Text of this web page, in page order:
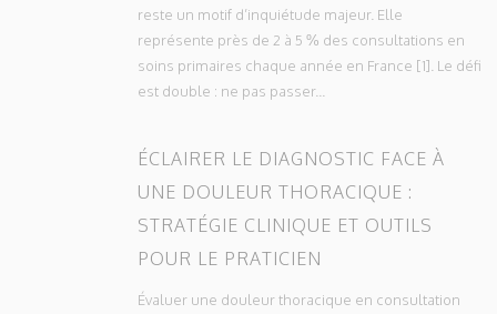
reste un motif d’inquiétude majeur. Elle
représente près de 2 à 5 % des consultations en
soins primaires chaque année en France [1]. Le défi
est double : ne pas passer...
ÉCLAIRER LE DIAGNOSTIC FACE À
UNE DOULEUR THORACIQUE :
STRATÉGIE CLINIQUE ET OUTILS
POUR LE PRATICIEN
Évaluer une douleur thoracique en consultation